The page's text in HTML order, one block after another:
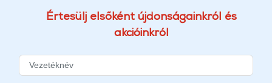
Értesülj elsőként újdonságainkról és
akcióinkról